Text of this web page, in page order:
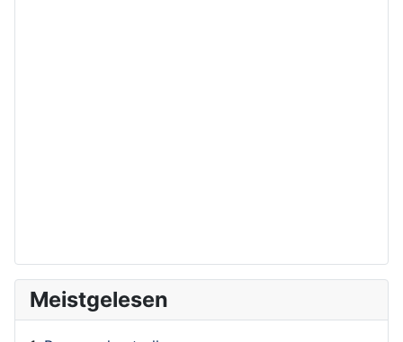
Meistgelesen